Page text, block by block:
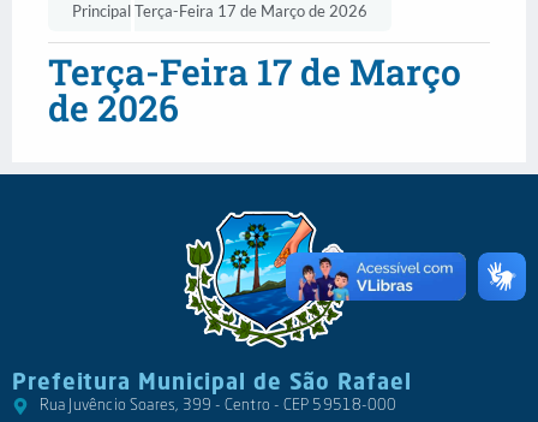
PrincipalTerça-Feira 17 de Março de 2026
Terça-Feira 17 de Março
de 2026
Prefeitura Municipal de São Rafael
Rua Juvêncio Soares, 399 - Centro - CEP 59518-000